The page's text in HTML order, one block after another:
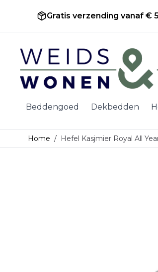
Gratis verzending vanaf €
Ga naar de inhoud
Beddengoed Dekbedden
Home / Hefel Kasjmier Royal All